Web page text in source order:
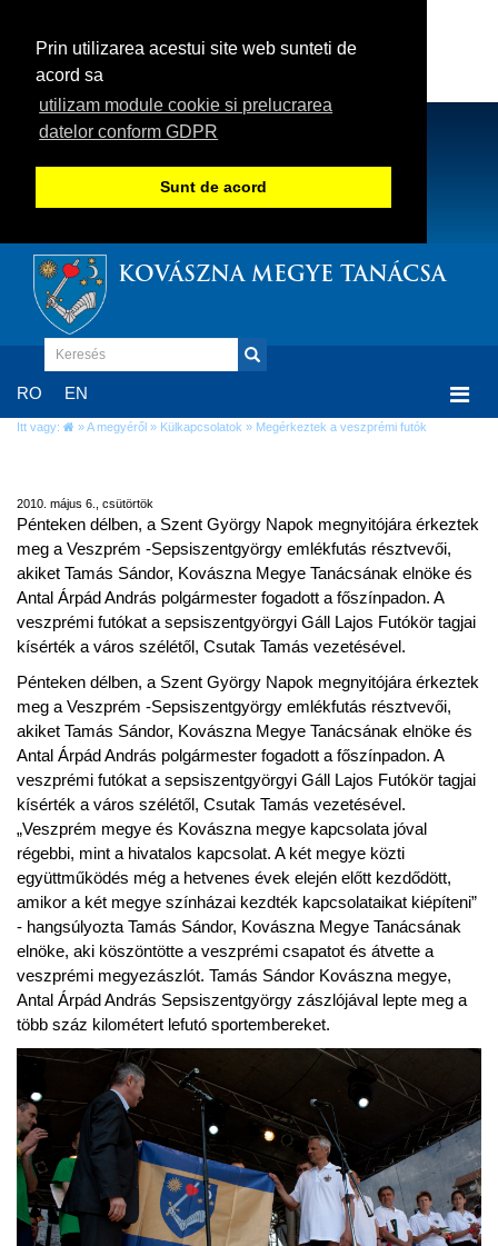
Prin utilizarea acestui site web sunteti de
acord sa
utilizam module cookie si prelucrarea
datelor conform GDPR
Sunt de acord
KOVÁSZNA MEGYE TANÁCSA
RO EN
Itt vagy: »A megyéről » Külkapcsolatok » Megérkeztek a veszprémi futók
2010. május 6., csütörtök
Pénteken délben, a Szent György Napok megnyitójára érkeztek
meg a Veszprém -Sepsiszentgyörgy emlékfutás résztvevői,
akiket Tamás Sándor, Kovászna Megye Tanácsának elnöke és
Antal Árpád András polgármester fogadott a főszínpadon. A
veszprémi futókat a sepsiszentgyörgyi Gáll Lajos Futókör tagjai
kísérték a város szélétől, Csutak Tamás vezetésével.
Pénteken délben, a Szent György Napok megnyitójára érkeztek
meg a Veszprém -Sepsiszentgyörgy emlékfutás résztvevői,
akiket Tamás Sándor, Kovászna Megye Tanácsának elnöke és
Antal Árpád András polgármester fogadott a főszínpadon. A
veszprémi futókat a sepsiszentgyörgyi Gáll Lajos Futókör tagjai
kísérték a város szélétől, Csutak Tamás vezetésével.
„Veszprém megye és Kovászna megye kapcsolata jóval
régebbi, mint a hivatalos kapcsolat. A két megye közti
együttműködés még a hetvenes évek elején előtt kezdődött,
amikor a két megye színházai kezdték kapcsolataikat kiépíteni”
- hangsúlyozta Tamás Sándor, Kovászna Megye Tanácsának
elnöke, aki köszöntötte a veszprémi csapatot és átvette a
veszprémi megyezászlót. Tamás Sándor Kovászna megye,
Antal Árpád András Sepsiszentgyörgy zászlójával lepte meg a
több száz kilométert lefutó sportembereket.